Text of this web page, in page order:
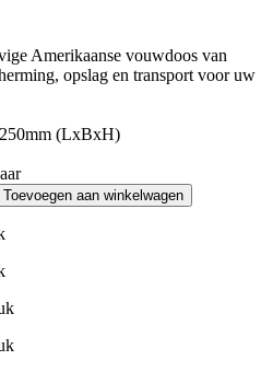
Amerikaanse vouwdoos van
opslag en transport voor uw
(LxBxH)
Toevoegen aan winkelwagen